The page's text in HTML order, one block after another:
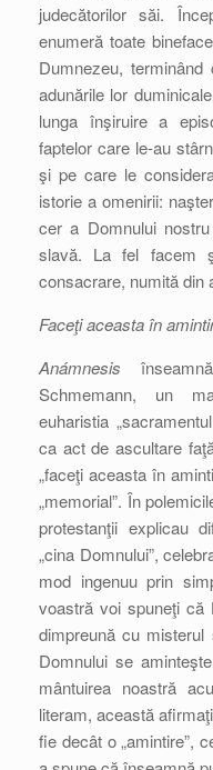
judecătorilor săi.
enumeră toate
Dumnezeu,
adunările lor
lunga înşiruire a
faptelor care le-au
şi pe care le
istorie a omenirii:
cer a Domnului
slavă. La fel facem
consacrare, numită din
Faceţi aceasta în
Anámnesis
Schmemann, un
euharistia
ca act de ascultare
„faceţi aceasta în
„memorial”. În
protestanţii explicau
„cina Domnului”,
mod ingenuu prin
voastră voi spuneţi că
dimpreună cu
Domnului se
mântuirea noastră
literam, această
fie decât o „amintire”,